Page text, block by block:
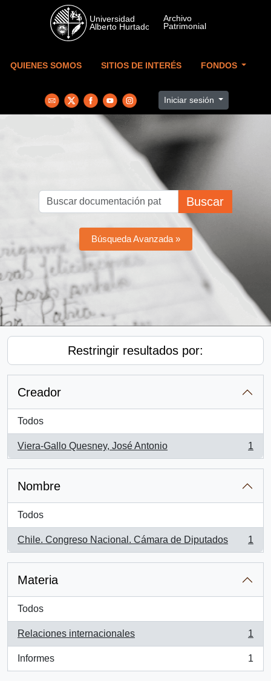
Skip to main content
QUIENES SOMOS SITIOS DE INTERÉS FONDOS
Iniciar sesión
Buscar
Búsqueda Avanzada »
Restringir resultados por:
Creador
Todos
Viera-Gallo Quesney, José Antonio
, 1 resultados
1
Nombre
Todos
Chile. Congreso Nacional. Cámara de Diputados
, 1 resultados
1
Materia
Todos
Relaciones internacionales
, 1 resultados
1
Informes
, 1 resultados
1